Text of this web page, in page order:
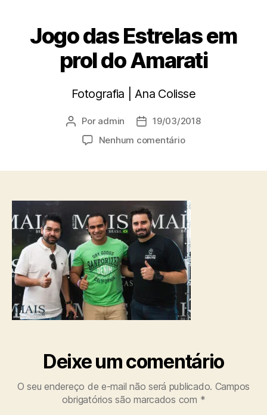
Jogo das Estrelas em
prol do Amarati
Fotografia | Ana Colisse
Por admin
19/03/2018
Nenhum comentário
Deixe um comentário
O seu endereço de e-mail não será publicado. Campos
obrigatórios são marcados com *